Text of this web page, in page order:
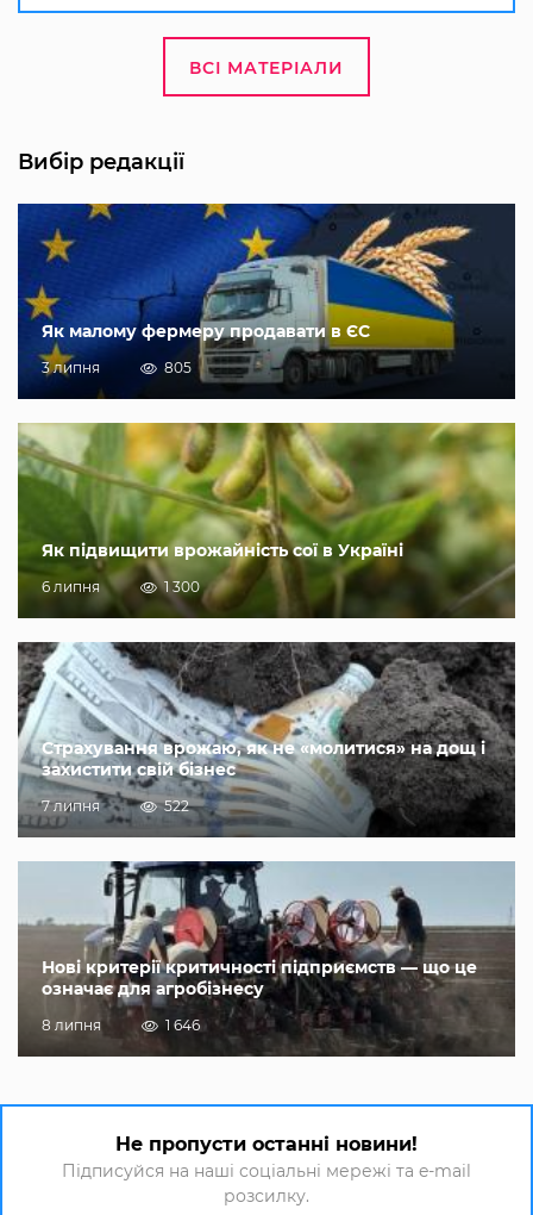
ВСІ МАТЕРІАЛИ
Вибір редакції
Як малому фермеру продавати в ЄС
3 липня 805
Як підвищити врожайність сої в Україні
6 липня 1 300
Страхування врожаю, як не «молитися» на дощ і
захистити свій бізнес
7 липня 522
Нові критерії критичності підприємств — що це
означає для агробізнесу
8 липня 1 646
Не пропусти останні новини!
Підписуйся на наші соціальні мережі та e-mail
розсилку.